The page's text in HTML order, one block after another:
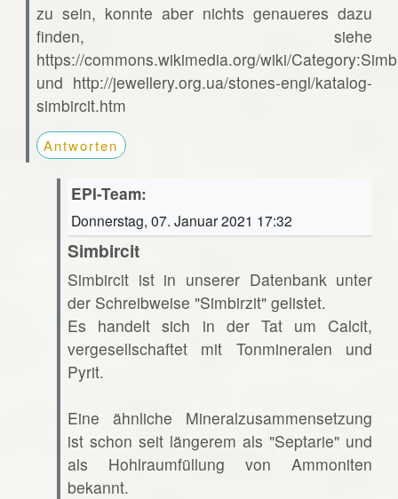
zu sein, konnte aber nichts genaueres dazu
finden, siehe
https://commons.wikimedia.org/wiki/
und http://jewellery.org.ua/stones-engl/katalog-
simbircit.htm
Antworten
EPI-Team:
Donnerstag, 07. Januar 2021 17:32
Simbircit
Simbircit ist in unserer Datenbank unter
der Schreibweise "Simbirzit" gelistet.
Es handelt sich in der Tat um Calcit,
vergesellschaftet mit Tonmineralen und
Pyrit.
Eine ähnliche Mineralzusammensetzung
ist schon seit längerem als "Septarie" und
als Hohlraumfüllung von Ammoniten
bekannt.